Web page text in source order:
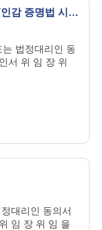
위임장 및 법정 대리인 동의서 (인감 증명법 시행령)
법정대리인 동
서 위 임 장 위
대리인 동의서
임 장 위 임 을